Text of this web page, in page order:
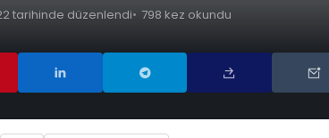
tarihinde düzenlendi 798 kez okundu